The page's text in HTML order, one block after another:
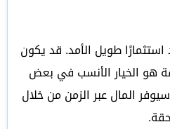
استثمارًا طويل الأمد. قد يكون
هو الخيار الأنسب في بعض
سيوفر المال عبر الزمن من خلال